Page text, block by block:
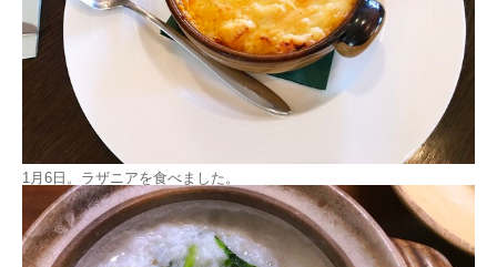
1月6日。ラザニアを食べました。